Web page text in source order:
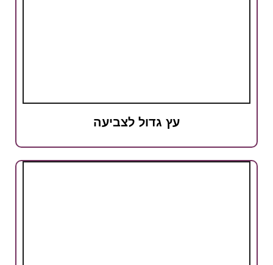
עץ גדול לצביעה